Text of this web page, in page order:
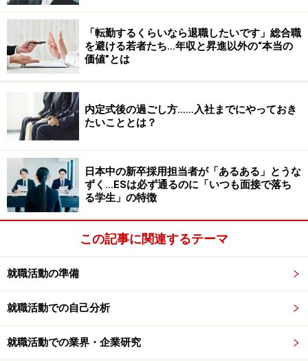
※記事内容は執筆時点のものです。最新の内容をご確認くださ
い。
「転勤するくらいなら退職したいです」総合職
を避ける若者たち…年収と昇進以外の“本当の
価値”とは
内定式後の過ごし方……入社までにやっておき
たいこととは？
日本中の新卒採用担当者が「あるある」とうな
ずく…ESは必ず通るのに「いつも面接で落ち
る学生」の特徴
この記事に関連するテーマ
就職活動の準備
就職活動での自己分析
就職活動での業界・企業研究